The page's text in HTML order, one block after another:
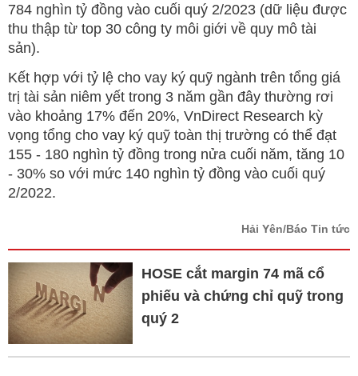
784 nghìn tỷ đồng vào cuối quý 2/2023 (dữ liệu được
thu thập từ top 30 công ty môi giới về quy mô tài
sản).
Kết hợp với tỷ lệ cho vay ký quỹ ngành trên tổng giá
trị tài sản niêm yết trong 3 năm gần đây thường rơi
vào khoảng 17% đến 20%, VnDirect Research kỳ
vọng tổng cho vay ký quỹ toàn thị trường có thể đạt
155 - 180 nghìn tỷ đồng trong nửa cuối năm, tăng 10
- 30% so với mức 140 nghìn tỷ đồng vào cuối quý
2/2022.
Hải Yên/Báo Tin tức
HOSE cắt margin 74 mã cổ
phiếu và chứng chỉ quỹ trong
quý 2